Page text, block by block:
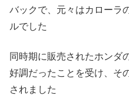
バックで、元々はカローラ
ルでした
同時期に販売されたホンダ
好調だったことを受け、そ
されました